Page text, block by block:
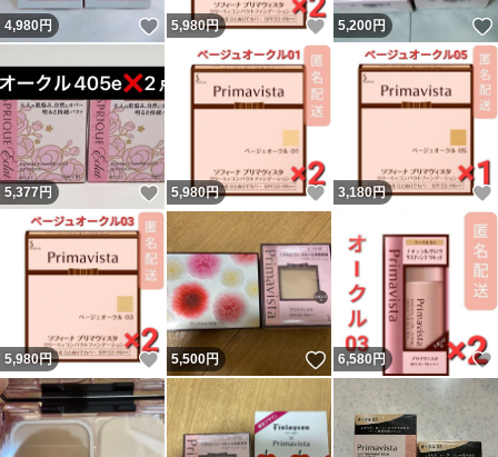
4,980円 いいね！
5,980円 いいね！
5,200円
5,377円 いいね！
5,980円 いいね！
3,180円
5,980円 いいね！
5,500円 いいね！
6,580 円